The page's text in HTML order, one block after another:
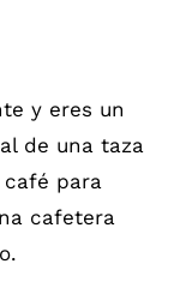
y eres un
de una taza
para
cafetera